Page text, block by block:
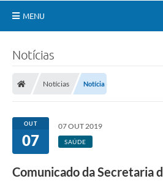
MENU
Serviços Públicos
Carta de Serviços
Notícias
Notícias Notícia
OUT
07
07 OUT 2019
SAÚDE
Comunicado da Secretaria